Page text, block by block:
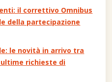
il correttivo Omnibus
della partecipazione
le novità in arrivo tra
ultime richieste di